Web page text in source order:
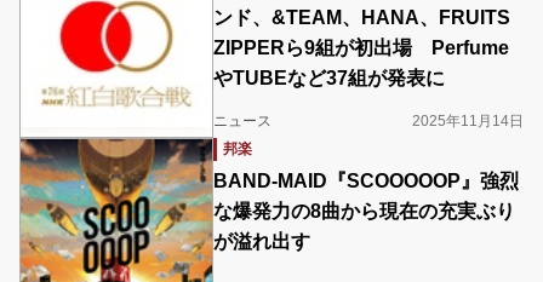
ンド、&TEAM、HANA、FRUITS
ZIPPERら9組が初出場 Perfume
やTUBEなど37組が発表に
ニュース
2025年11月14日
邦楽
BAND-MAID『SCOOOOOP』強烈
な爆発力の8曲から現在の充実ぶり
が溢れ出す